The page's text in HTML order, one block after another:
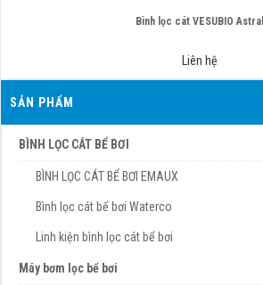
Bình lọc cát VESUBIO Astral
Liên hệ
SẢN PHẨM
BÌNH LỌC CÁT BỂ BƠI
BÌNH LỌC CÁT BỂ BƠI EMAUX
Bình lọc cát bể bơi Waterco
Linh kiện bình lọc cát bể bơi
Máy bơm lọc bể bơi